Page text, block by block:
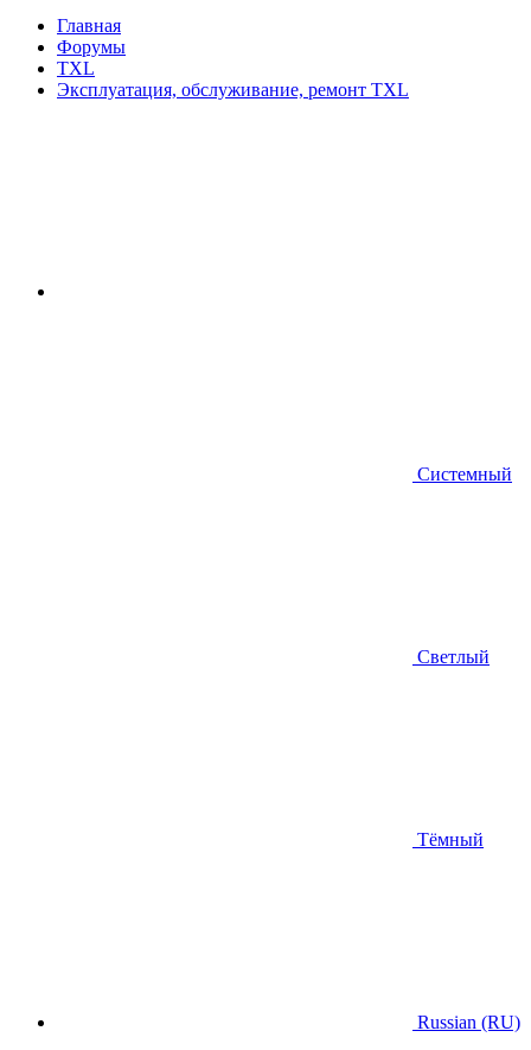
Главная
Форумы
TXL
Эксплуатация, обслуживание, ремонт TXL
Системный
Светлый
Тёмный
Russian (RU)